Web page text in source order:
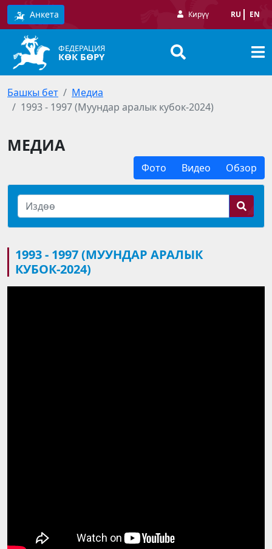
Анкета Кирүү RU EN
ФЕДЕРАЦИЯ
КӨК БӨРҮ
Башкы бет
Медиа
1993 - 1997 (Муундар аралык кубок-2024)
МЕДИА
Фото Видео Обзор
1993 - 1997 (МУУНДАР АРАЛЫК
КУБОК-2024)